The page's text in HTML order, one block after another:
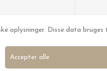
New Mags
The Book of